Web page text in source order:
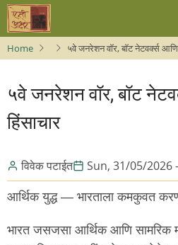
Skip
main
content
Home ५वे जनरेशन वॉर, बॉट नेटवर्क्स आणि
५वे जनरेशन वॉर, बॉट
हिंसाचार
विवेक पटाईत Sun, 31/05/2026
आर्थिक युद्ध — भारताला कमकुवत
भारत जसजसा आर्थिक आणि सामरिक